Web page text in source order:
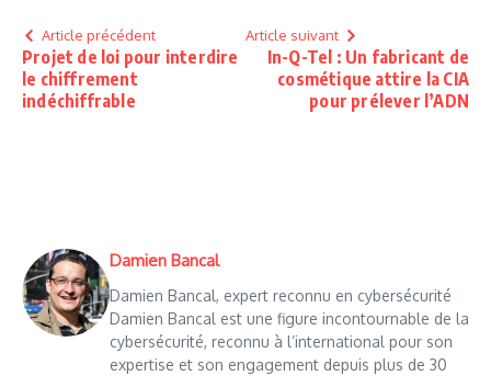
Article précédent
Projet de loi pour interdire
le chiffrement
indéchiffrable
Article suivant
In-Q-Tel : Un fabricant de
cosmétique attire la CIA
pour prélever l’ADN
Damien Bancal
Damien Bancal, expert reconnu en cybersécurité
Damien Bancal est une figure incontournable de la
cybersécurité, reconnu à l’international pour son
expertise et son engagement depuis plus de 30